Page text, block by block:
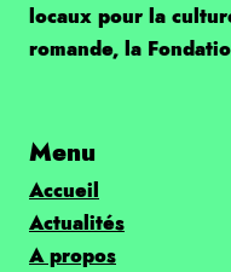
locaux pour la
romande, la
Menu
Accueil
Actualités
A propos